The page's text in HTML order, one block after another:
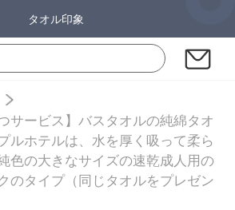
タオル印象
サービス】バスタオルの純綿タオ
ルホテルは、水を厚く吸って柔ら
色の大きなサイズの速乾成人用の
のタイプ（同じタオルをプレゼン